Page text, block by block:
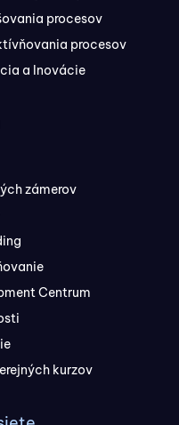
procesov
procesov
a Inovácie
zámerov
Centrum
kurzov